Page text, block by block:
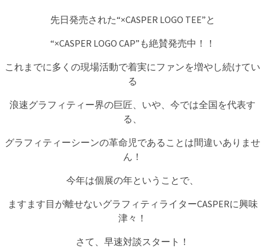
先日発売された“×CASPER LOGO TEE”と
“×CASPER LOGO CAP”も絶賛発売中！！
これまでに多くの現場活動で着実にファンを増やし続けてい
る
浪速グラフィティー界の巨匠、いや、今では全国を代表す
る、
グラフィティーシーンの革命児であることは間違いありませ
ん！
今年は個展の年ということで、
ますます目が離せないグラフィティライターCASPERに興味
津々！
さて、早速対談スタート！